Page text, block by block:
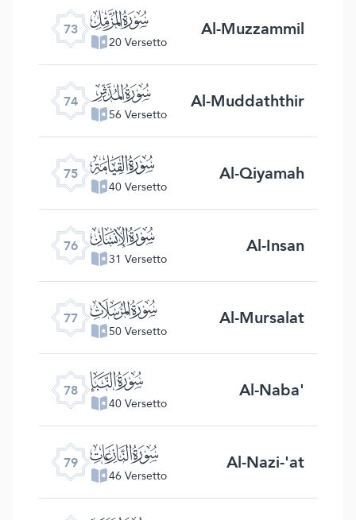
73 ﯶ
20 Versetto Al-Muzzammil
74 ﯷ
56 Versetto Al-Muddaththir
75 ﯸ
40 Versetto Al-Qiyamah
76 ﯹ
31 Versetto Al-Insan
77 ﯺ
50 Versetto Al-Mursalat
78 ﯻ
40 Versetto Al-Naba'
79 ﯼ
46 Versetto Al-Nazi-'at